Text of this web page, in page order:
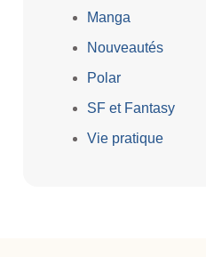
Manga
Nouveautés
Polar
SF et Fantasy
Vie pratique